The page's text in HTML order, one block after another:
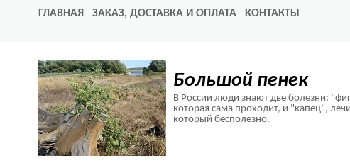
ГЛАВНАЯ ЗАКАЗ, ДОСТАВКА И ОПЛАТА
КОНТАКТЫ
Большой пенек
В России люди знают две болезни:
которая сама проходит, и "капец",
который бесполезно.